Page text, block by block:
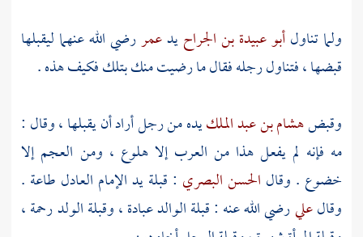
ولما تناولأبو عبيدة بن الجراحيدعمررضي الله عنهما ليقبلها
قبضها ، فتناول رجله فقال ما رضيت منك بتلك فكيف هذه .
وقبضهشام بن عبد الملكيده من رجل أراد أن يقبلها ، وقال :
مه فإنه لم يفعل هذا من العربإلا هلوع ، ومن العجمإلا
خضوع . وقال الحسن البصري : قبلة يد الإمام العادل طاعة .
وقالعليرضي الله عنه : قبلة الوالد عبادة ، وقبلة الولد رحمة ،